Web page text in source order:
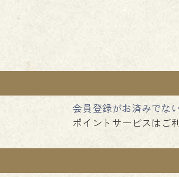
会員登録がお済みでな
ポイントサービスはご